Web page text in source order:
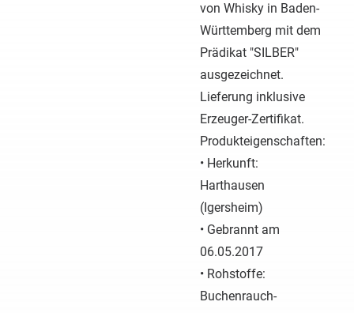
von Whisky in Baden-
Württemberg mit dem
Prädikat "SILBER"
ausgezeichnet.
Lieferung inklusive
Erzeuger-Zertifikat.
Produkteigenschaften:
• Herkunft:
Harthausen
(Igersheim)
• Gebrannt am
06.05.2017
• Rohstoffe:
Buchenrauch-